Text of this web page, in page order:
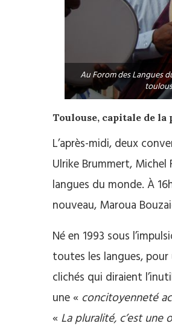
Au Forom des Langues
Toulouse, capitale de
L’après-midi, deux
Ulrike Brummert, Michel
langues du monde. À
nouveau, Maroua
Né en 1993 sous
toutes les langues, pour
clichés qui diraient
une « concitoyenneté
« La pluralité, c’est